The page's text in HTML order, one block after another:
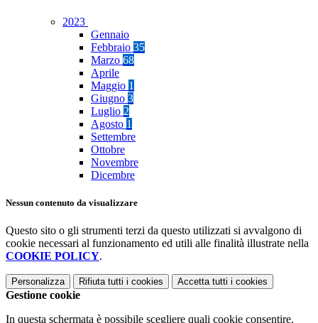
2023
Gennaio
Febbraio 35
Marzo 68
Aprile
Maggio 1
Giugno 3
Luglio 2
Agosto 1
Settembre
Ottobre
Novembre
Dicembre
Nessun contenuto da visualizzare
Questo sito o gli strumenti terzi da questo utilizzati si avvalgono di
cookie necessari al funzionamento ed utili alle finalità illustrate nella
COOKIE POLICY.
Personalizza Rifiuta tutti i cookies Accetta tutti i cookies
Gestione cookie
In questa schermata è possibile scegliere quali cookie consentire.